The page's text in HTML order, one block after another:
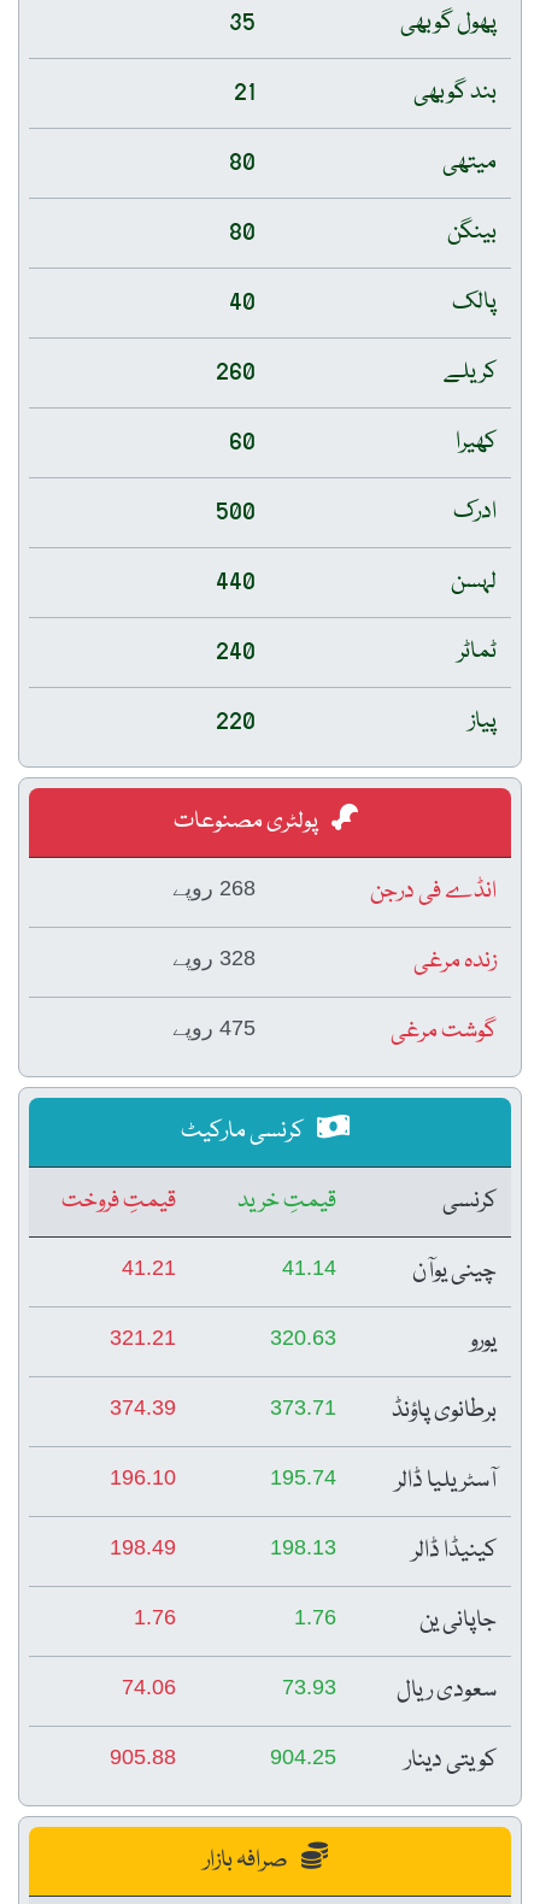
پھول گوبھی
35
بند گوبھی
21
میتھی
80
بینگن
80
پالک
40
کریلے
260
کھیرا
60
ادرک
500
لہسن
440
ٹماٹر
240
پیاز
220
پولٹری مصنوعات
انڈے فی درجن
268 روپے
زندہ مرغی 328 روپے
گوشت مرغی 475 روپے
کرنسی مارکیٹ
کرنسی
قیمتِ خرید
قیمتِ فروخت
چینی یوآن
41.14
41.21
یورو 320.63
321.21
برطانوی پاؤنڈ 373.71
374.39
آسٹریلیا ڈالر 195.74
196.10
کینیڈا ڈالر 198.13
198.49
جاپانی ین 1.76
1.76
سعودی ریال 73.93
74.06
کویتی دینار 904.25
905.88
صرافہ بازار